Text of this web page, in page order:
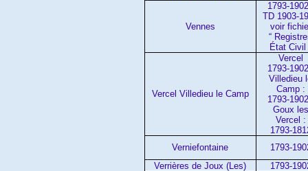
Vennes
1793-
TD 1903-
voir
“
État Civil
Vercel Villedieu le Camp
Vercel
1793-
Villedieu
Camp :
1793-
Goux les
Vercel :
1793-
Verniefontaine
1793-
Verrières de Joux (Les)
1793-